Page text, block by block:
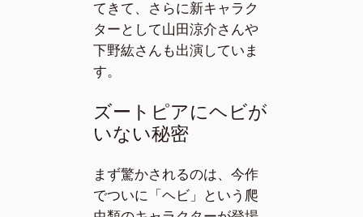
てきて、さらに新キャラク
ターとして山田涼介さんや
下野紘さんも出演していま
す。
ズートピアにヘビが
いない秘密
まず驚かされるのは、今作
でついに「ヘビ」という爬